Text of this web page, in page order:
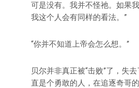
可是没有。我并不怪祂。如果
我这个人会有同样的看法。”
“你并不知道上帝会怎么想。”
贝尔并非真正被“击败”了，失
直是个勇敢的人，在追逐奇哥